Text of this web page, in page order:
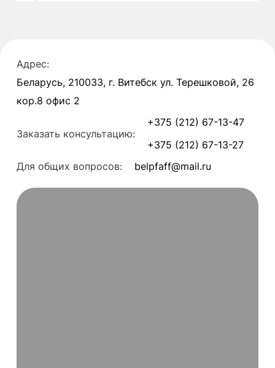
Адрес:
Беларусь, 210033, г. Витебск ул. Терешковой, 26
кор.8 офис 2
Заказать консультацию:
+375 (212) 67-13-47
+375 (212) 67-13-27
Для общих вопросов:
belpfaff@mail.ru